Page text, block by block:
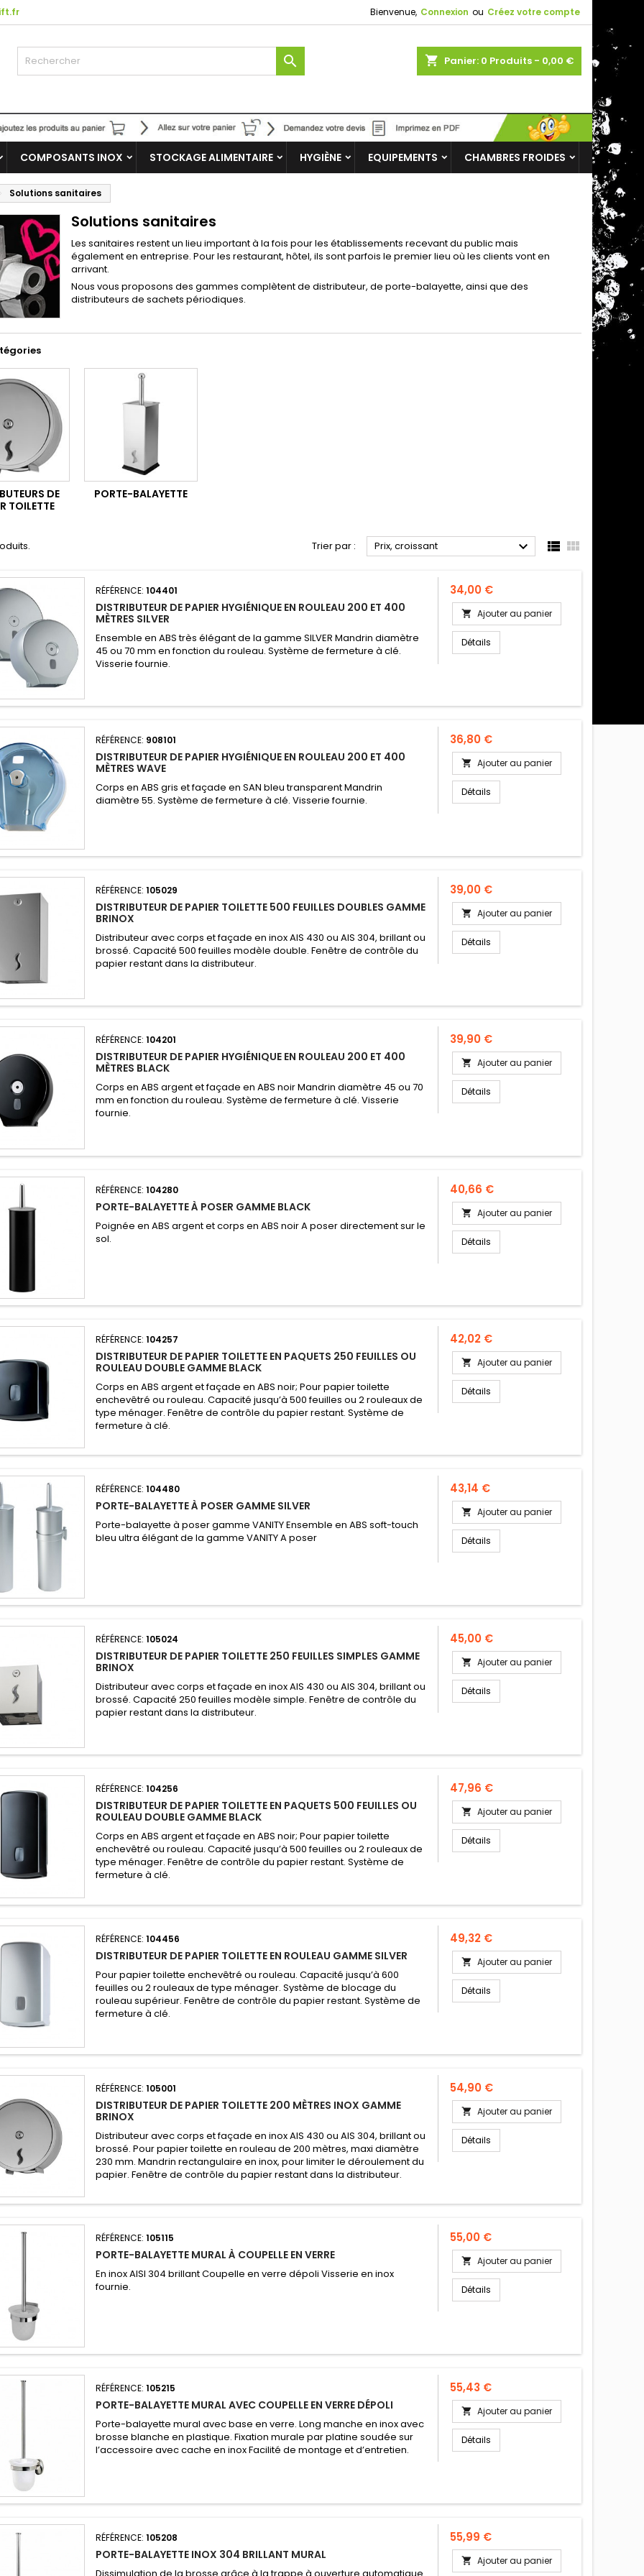
Bienvenue, Connexion ou Créez votre compte
shopping_cart Panier: 0 Produits - 0,00 €

COMPOSANTS INOX STOCKAGE ALIMENTAIRE HYGIÈNE EQUIPEMENTS CHAMBRES FROIDES
Solutions sanitaires
Solutions sanitaires
Les sanitaires restent un lieu important à la fois pour les établissements recevant du public mais
également en entreprise. Pour les restaurant, hôtel, ils sont parfois le premier lieu où les clients vont en
arrivant.
Nous vous proposons des gammes complètent de distributeur, de porte-balayette, ainsi que des
distributeurs de sachets périodiques.
DE
TOILETTE
PORTE-BALAYETTE
Trier par : Prix, croissant   
RÉFÉRENCE:104401
DISTRIBUTEUR DE PAPIER HYGIÉNIQUE EN ROULEAU 200 ET 400
MÈTRES SILVER
Ensemble en ABS très élégant de la gamme SILVER Mandrin diamètre
45 ou 70 mm en fonction du rouleau. Système de fermeture à clé.
Visserie fournie.
Prix
34,00 €
 Ajouter au panier
Détails
RÉFÉRENCE: 908101
DISTRIBUTEUR DE PAPIER HYGIÉNIQUE EN ROULEAU 200 ET 400
MÈTRES WAVE
Corps en ABS gris et façade en SAN bleu transparent Mandrin
diamètre 55. Système de fermeture à clé. Visserie fournie.
Prix
36,80 €
 Ajouter au panier
Détails
RÉFÉRENCE:105029
DISTRIBUTEUR DE PAPIER TOILETTE 500 FEUILLES DOUBLES GAMME
BRINOX
Distributeur avec corps et façade en inox AIS 430 ou AIS 304, brillant ou
brossé. Capacité 500 feuilles modèle double. Fenêtre de contrôle du
papier restant dans la distributeur.
Prix
39,00 €
 Ajouter au panier
Détails
RÉFÉRENCE:104201
DISTRIBUTEUR DE PAPIER HYGIÉNIQUE EN ROULEAU 200 ET 400
MÈTRES BLACK
Corps en ABS argent et façade en ABS noir Mandrin diamètre 45 ou 70
mm en fonction du rouleau. Système de fermeture à clé. Visserie
fournie.
Prix
39,90 €
 Ajouter au panier
Détails
RÉFÉRENCE:104280
PORTE-BALAYETTE À POSER GAMME BLACK
Poignée en ABS argent et corps en ABS noir A poser directement sur le
sol.
Prix
40,66 €
 Ajouter au panier
Détails
RÉFÉRENCE:104257
DISTRIBUTEUR DE PAPIER TOILETTE EN PAQUETS 250 FEUILLES OU
ROULEAU DOUBLE GAMME BLACK
Corps en ABS argent et façade en ABS noir; Pour papier toilette
enchevêtré ou rouleau. Capacité jusqu’à 500 feuilles ou 2 rouleaux de
type ménager. Fenêtre de contrôle du papier restant. Système de
fermeture à clé.
Prix
42,02 €
 Ajouter au panier
Détails
RÉFÉRENCE:104480
PORTE-BALAYETTE À POSER GAMME SILVER
Porte-balayette à poser gamme VANITY Ensemble en ABS soft-touch
bleu ultra élégant de la gamme VANITY A poser
Prix
43,14 €
 Ajouter au panier
Détails
RÉFÉRENCE:105024
DISTRIBUTEUR DE PAPIER TOILETTE 250 FEUILLES SIMPLES GAMME
BRINOX
Distributeur avec corps et façade en inox AIS 430 ou AIS 304, brillant ou
brossé. Capacité 250 feuilles modèle simple. Fenêtre de contrôle du
papier restant dans la distributeur.
Prix
45,00 €
 Ajouter au panier
Détails
RÉFÉRENCE:104256
DISTRIBUTEUR DE PAPIER TOILETTE EN PAQUETS 500 FEUILLES OU
ROULEAU DOUBLE GAMME BLACK
Corps en ABS argent et façade en ABS noir; Pour papier toilette
enchevêtré ou rouleau. Capacité jusqu’à 500 feuilles ou 2 rouleaux de
type ménager. Fenêtre de contrôle du papier restant. Système de
fermeture à clé.
Prix
47,96 €
 Ajouter au panier
Détails
RÉFÉRENCE:104456
DISTRIBUTEUR DE PAPIER TOILETTE EN ROULEAU GAMME SILVER
Pour papier toilette enchevêtré ou rouleau. Capacité jusqu’à 600
feuilles ou 2 rouleaux de type ménager. Système de blocage du
rouleau supérieur. Fenêtre de contrôle du papier restant. Système de
fermeture à clé.
Prix
49,32 €
 Ajouter au panier
Détails
RÉFÉRENCE:105001
DISTRIBUTEUR DE PAPIER TOILETTE 200 MÈTRES INOX GAMME
BRINOX
Distributeur avec corps et façade en inox AIS 430 ou AIS 304, brillant ou
brossé. Pour papier toilette en rouleau de 200 mètres, maxi diamètre
230 mm. Mandrin rectangulaire en inox, pour limiter le déroulement du
papier. Fenêtre de contrôle du papier restant dans la distributeur.
Prix
54,90 €
 Ajouter au panier
Détails
RÉFÉRENCE:105115
PORTE-BALAYETTE MURAL À COUPELLE EN VERRE
En inox AISI 304 brillant Coupelle en verre dépoli Visserie en inox
fournie.
Prix
55,00 €
 Ajouter au panier
Détails
RÉFÉRENCE:105215
PORTE-BALAYETTE MURAL AVEC COUPELLE EN VERRE DÉPOLI
Porte-balayette mural avec base en verre. Long manche en inox avec
brosse blanche en plastique. Fixation murale par platine soudée sur
l’accessoire avec cache en inox Facilité de montage et d’entretien.
Prix
55,43 €
 Ajouter au panier
Détails
RÉFÉRENCE:105208
PORTE-BALAYETTE INOX 304 BRILLANT MURAL
Prix
55,99 €
 Ajouter au panier